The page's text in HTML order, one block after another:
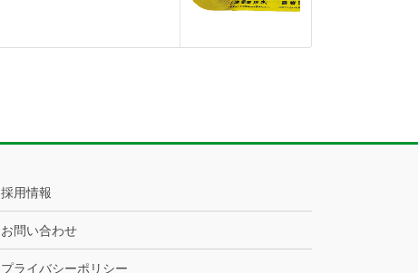
採用情報
お問い合わせ
プライバシーポリシー